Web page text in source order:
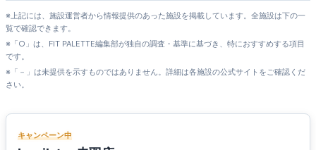
※上記には、施設運営者から情報提供のあった施設を掲載しています。全施設は下の一
覧で確認できます。
※「○」は、FIT PALETTE編集部が独自の調査・基準に基づき、特におすすめする項目
です。
※「－」は未提供を示すものではありません。詳細は各施設の公式サイトをご確認くだ
さい。
キャンペーン中